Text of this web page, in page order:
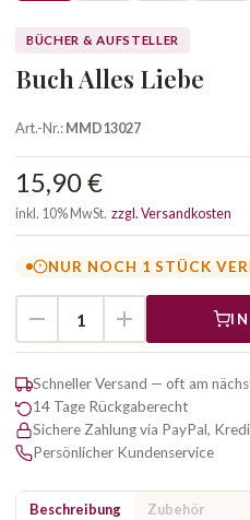
BÜCHER & AUFSTELLER
Buch Alles Liebe
Art.-Nr.:MMD13027
15,90 €
inkl. 10% MwSt. zzgl. Versandkosten
NUR NOCH 1 STÜCK
IN
Schneller Versand — oft am
14 Tage Rückgaberecht
Sichere Zahlung via PayPal,
Persönlicher Kundenservice
Beschreibung Zubehör